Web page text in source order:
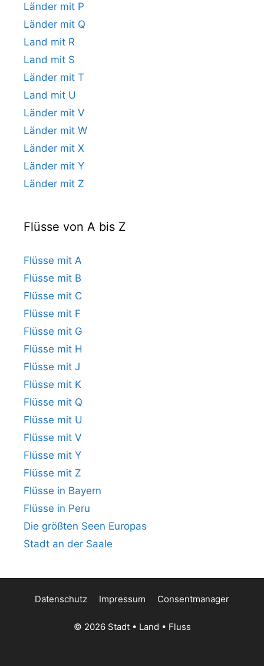
Länder mit P
Länder mit Q
Land mit R
Land mit S
Länder mit T
Land mit U
Länder mit V
Länder mit W
Länder mit X
Länder mit Y
Länder mit Z
Flüsse von A bis Z
Flüsse mit A
Flüsse mit B
Flüsse mit C
Flüsse mit F
Flüsse mit G
Flüsse mit H
Flüsse mit J
Flüsse mit K
Flüsse mit Q
Flüsse mit U
Flüsse mit V
Flüsse mit Y
Flüsse mit Z
Flüsse in Bayern
Flüsse in Peru
Die größten Seen Europas
Stadt an der Saale
Datenschutz Impressum Consentmanager
© 2026 Stadt • Land • Fluss